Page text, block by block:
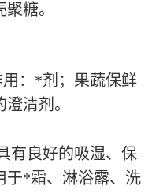
糖。
：*剂；果蔬保鲜
清剂。
良好的吸湿、保
于*霜、淋浴露、洗